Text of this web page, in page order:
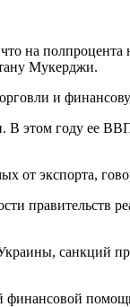
на
Мукерджи.
и
В этом году ее
от экспорта,
правительств
санкций
финансовой